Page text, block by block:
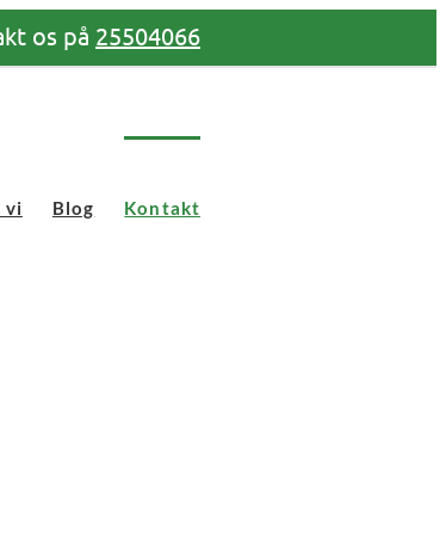
os på 25504066
vi Blog Kontakt